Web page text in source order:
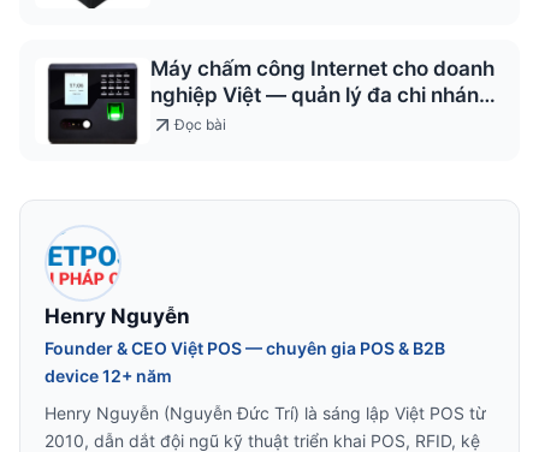
Máy chấm công Internet cho doanh
nghiệp Việt — quản lý đa chi nhánh
2026
Đọc bài
Henry Nguyễn
Founder & CEO Việt POS — chuyên gia POS & B2B
device 12+ năm
Henry Nguyễn (Nguyễn Đức Trí) là sáng lập Việt POS từ
2010, dẫn dắt đội ngũ kỹ thuật triển khai POS, RFID, kệ